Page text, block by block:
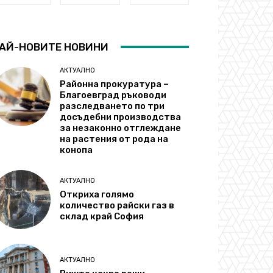
НОВИТЕ НОВИНИ
АКТУАЛНО
Районна прокуратура –
Благоевград ръководи
разследването по три
досъдебни производства
за незаконно отглеждане
на растения от рода на
конопа
АКТУАЛНО
Откриха голямо
количество райски газ в
склад край София
АКТУАЛНО